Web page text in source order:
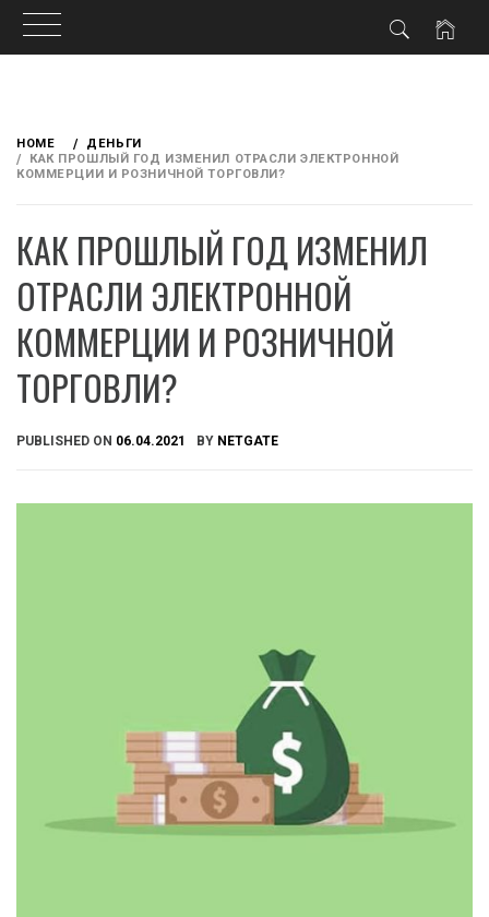
content
HOME
ДЕНЬГИ
КАК ПРОШЛЫЙ ГОД ИЗМЕНИЛ ОТРАСЛИ ЭЛЕКТРОННОЙ
КОММЕРЦИИ И РОЗНИЧНОЙ ТОРГОВЛИ?
КАК ПРОШЛЫЙ ГОД ИЗМЕНИЛ
ОТРАСЛИ ЭЛЕКТРОННОЙ
КОММЕРЦИИ И РОЗНИЧНОЙ
ТОРГОВЛИ?
PUBLISHED ON 06.04.2021 BY NETGATE